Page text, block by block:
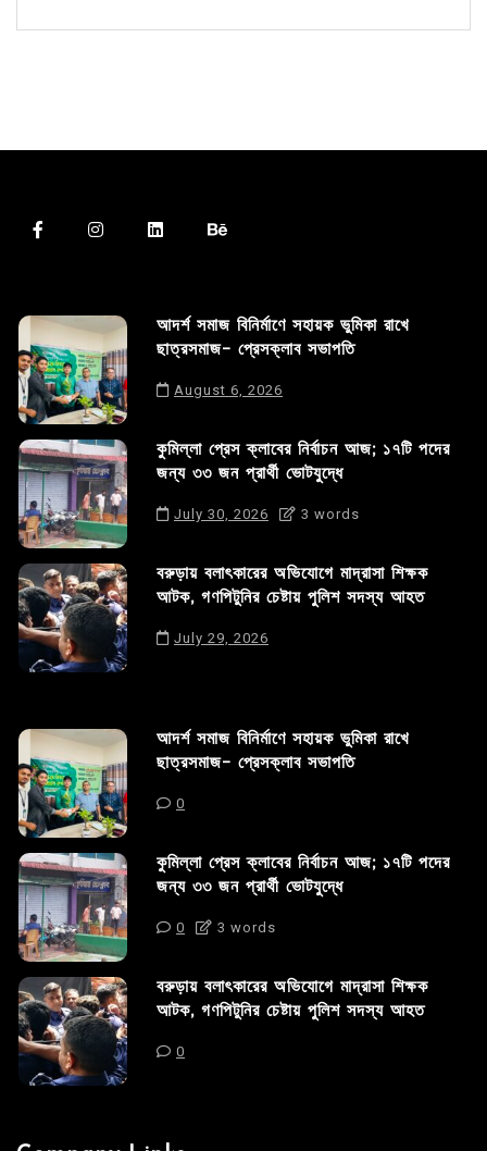
আদর্শ সমাজ বিনির্মাণে সহায়ক ভুমিকা রাখে
ছাত্রসমাজ- প্রেসক্লাব সভাপতি
August 6, 2026
কুমিল্লা প্রেস ক্লাবের নির্বাচন আজ; ১৭টি পদের
জন্য ৩৩ জন প্রার্থী ভোটযুদ্ধে
July 30, 2026 3 words
বরুড়ায় বলাৎকারের অভিযোগে মাদ্রাসা শিক্ষক
আটক, গণপিটুনির চেষ্টায় পুলিশ সদস্য আহত
July 29, 2026
আদর্শ সমাজ বিনির্মাণে সহায়ক ভুমিকা রাখে
ছাত্রসমাজ- প্রেসক্লাব সভাপতি
0
কুমিল্লা প্রেস ক্লাবের নির্বাচন আজ; ১৭টি পদের
জন্য ৩৩ জন প্রার্থী ভোটযুদ্ধে
0 3 words
বরুড়ায় বলাৎকারের অভিযোগে মাদ্রাসা শিক্ষক
আটক, গণপিটুনির চেষ্টায় পুলিশ সদস্য আহত
0